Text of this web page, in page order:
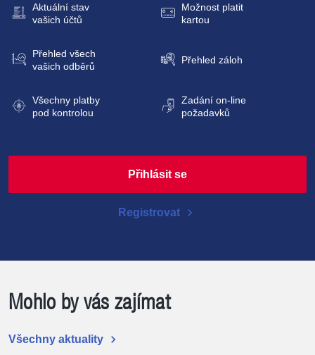
Aktuální stav
vašich účtů
Možnost platit
kartou
Přehled všech
vašich odběrů
Přehled záloh
Všechny platby
pod kontrolou
Zadání on-line
požadavků
Přihlásit se
Registrovat chevron_right
Mohlo by vás zajímat
Všechny aktuality chevron_right